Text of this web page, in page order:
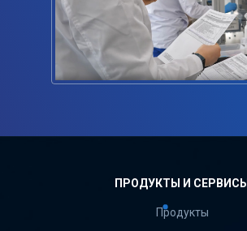
ПРОДУКТЫ И СЕРВИСЫ
Продукты